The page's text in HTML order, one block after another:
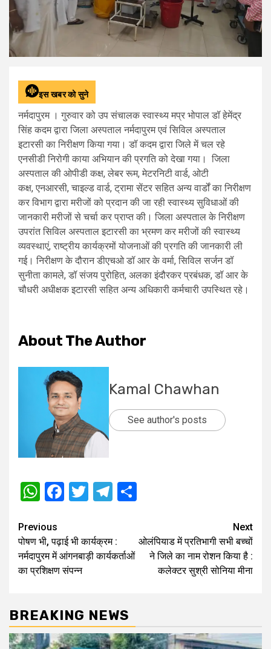
इस खबर को सुने
नर्मदापुरम । गुरुवार को उप संचालक स्वास्थ्य मप्र भोपाल डॉ हेमेंद्र
सिंह कदम द्वारा जिला अस्पताल नर्मदापुरम एवं सिविल अस्पताल
इटारसी का निरीक्षण किया गया। डॉ कदम द्वारा जिले में चल रहे
एनसीडी निरोगी काया अभियान की प्रगति को देखा गया।
जिला
अस्पताल की ओपीडी कक्ष, लेबर रूम, मेटरनिटी वार्ड, ओटी
कक्ष, एनआरसी, चाइल्ड वार्ड, ट्रामा सेंटर सहित अन्य वार्डों का निरीक्षण
कर विभाग द्वारा मरीजों को प्रदान की जा रही स्वास्थ्य सुविधाओं की
जानकारी मरीजों से चर्चा कर प्राप्त की। जिला अस्पताल के निरीक्षण
उपरांत सिविल अस्पताल इटारसी का भ्रमण कर मरीजों की स्वास्थ्य
व्यवस्थाएं, राष्ट्रीय कार्यक्रमों योजनाओं की प्रगति की जानकारी ली
गई। निरीक्षण के दौरान डीएचओ डॉ आर के वर्मा, सिविल सर्जन डॉ
सुनीता कामले, डॉ संजय पुरोहित, अलका इंदौरकर प्रबंधक, डॉ आर के
चौधरी अधीक्षक इटारसी सहित अन्य अधिकारी कर्मचारी उपस्थित रहे।
About The Author
Kamal Chawhan
See author's posts
WhatsApp
Facebook
TwitterTelegram
Post
navigation
Previous
पोषण भी, पढ़ाई भी कार्यक्रम :
नर्मदापुरम में आंगनबाड़ी कार्यकर्ताओं
का प्रशिक्षण संपन्न
Next
ओलंपियाड में प्रतिभागी सभी बच्‍चों
ने जिले का नाम रोशन किया है :
कलेक्टर सुश्री सोनिया मीना
BREAKING NEWS